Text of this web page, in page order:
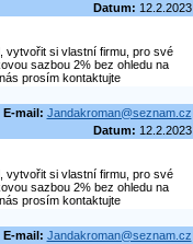
Datum: 12.2.2023
vytvořit si vlastní firmu, pro své
sazbou 2% bez ohledu na
prosím kontaktujte
E-mail: Jandakroman@seznam.cz
Datum: 12.2.2023
vytvořit si vlastní firmu, pro své
sazbou 2% bez ohledu na
prosím kontaktujte
E-mail: Jandakroman@seznam.cz